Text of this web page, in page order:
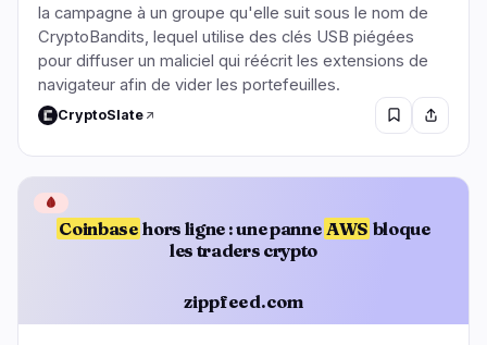
la campagne à un groupe qu'elle suit sous le nom de
CryptoBandits, lequel utilise des clés USB piégées
pour diffuser un maliciel qui réécrit les extensions de
navigateur afin de vider les portefeuilles.
CryptoSlate
Coinbase hors ligne : une panne AWS bloque
les traders crypto
zippfeed.com
🩸